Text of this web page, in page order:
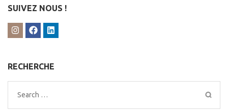
SUIVEZ NOUS !
RECHERCHE
Search
for: